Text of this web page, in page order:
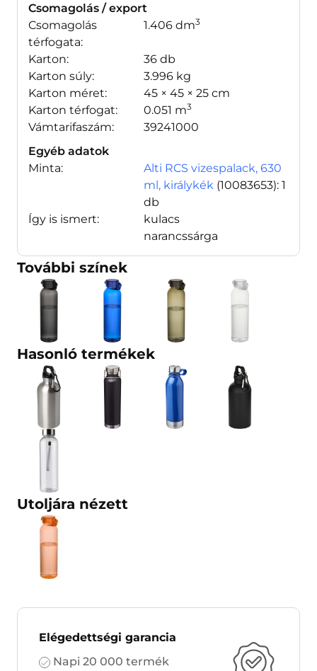
Csomagolás / export
Csomagolás
térfogata:
1.406 dm3
Karton:
36 db
Karton súly:
3.996 kg
Karton méret:
45 × 45 × 25 cm
Karton térfogat:
0.051 m3
Vámtarifaszám:
39241000
Egyéb adatok
Minta:
Alti RCS vizespalack, 630
ml, királykék (10083653): 1
db
Így is ismert:
kulacs
narancssárga
További színek
Hasonló termékek
Utoljára nézett
Elégedettségi garancia
Napi 20 000 termék